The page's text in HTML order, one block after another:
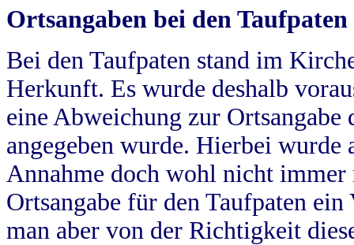
Ortsangaben bei den Taufpaten
Bei den Taufpaten stand im
Herkunft. Es wurde deshalb
eine Abweichung zur
angegeben wurde. Hierbei wurde
Annahme doch wohl nicht
Ortsangabe für den Taufpaten
man aber von der Richtigkeit